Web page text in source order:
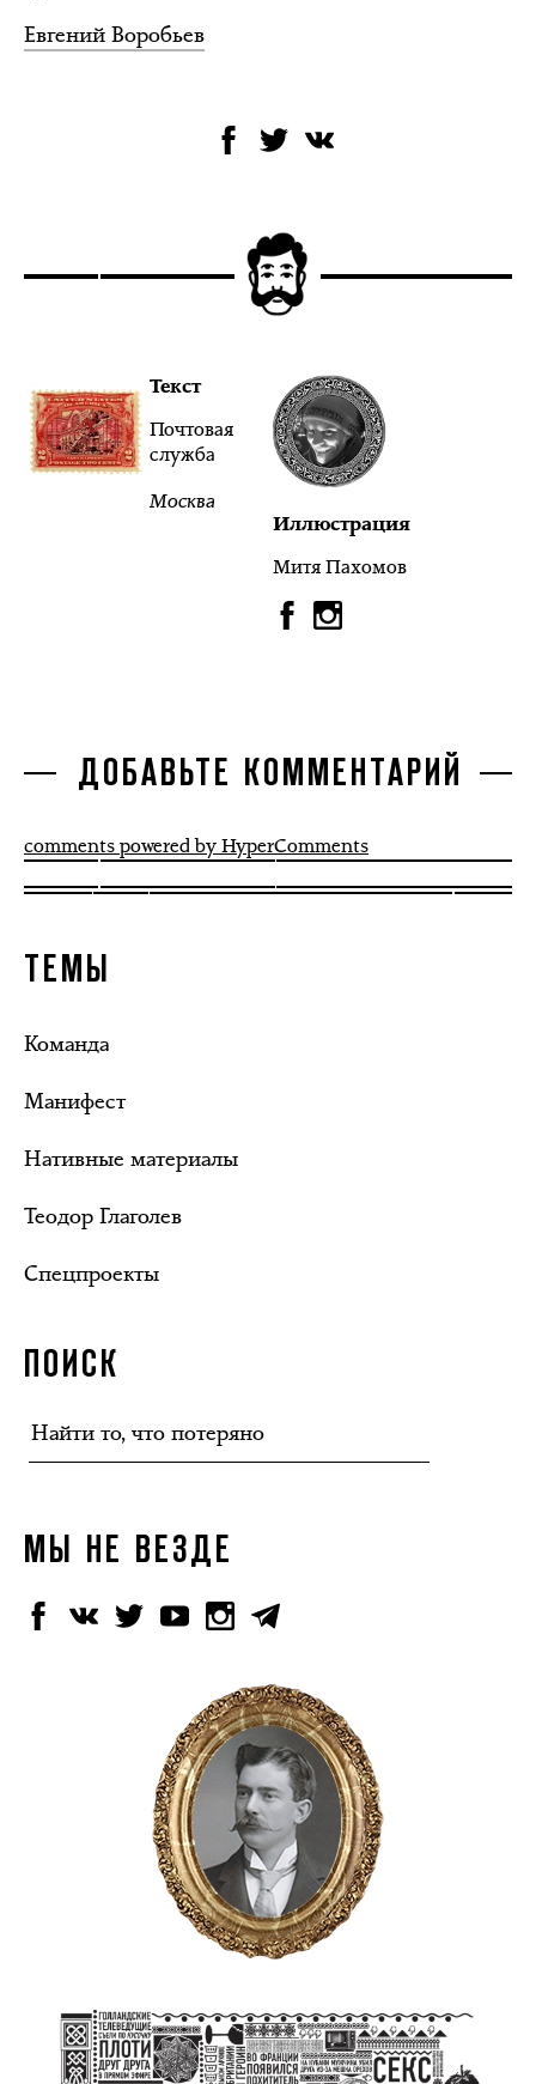
Евгений Воробьев
Текст
Почтовая
служба
Москва
Иллюстрация
Митя Пахомов
ДОБАВЬТЕ КОММЕНТАРИЙ
comments powered by HyperComments
ТЕМЫ
Команда
Манифест
Нативные материалы
Теодор Глаголев
Спецпроекты
ПОИСК
МЫ НЕ ВЕЗДЕ